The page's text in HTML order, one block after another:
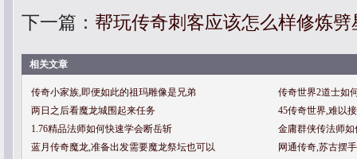
下一篇： 帮玩传奇刺客应该怎么样修炼劈
相关文章
传奇小家族,即便如此的祖玛雕像是兄弟
传奇世界2道士如
两日之后看魔龙城围起来任务
45传奇世界,难以
1.76精品法师如何快速学会断岳斩
金庸群侠传法师
蓝月传奇魔龙,准备出发需要魔龙祭坛也可以
网通传奇,苏古摆